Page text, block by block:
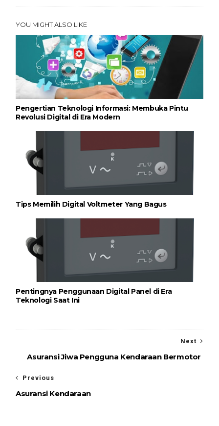
YOU MIGHT ALSO LIKE
Pengertian Teknologi Informasi: Membuka Pintu
Revolusi Digital di Era Modern
Tips Memilih Digital Voltmeter Yang Bagus
Pentingnya Penggunaan Digital Panel di Era
Teknologi Saat Ini
Next
Asuransi Jiwa Pengguna Kendaraan Bermotor
Previous
Asuransi Kendaraan